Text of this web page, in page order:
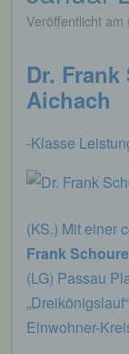
Veröffentlicht am
Dr.
Aichach
-Klasse
(KS.) Mit einer
Frank
(LG) Passau
Einwohner-